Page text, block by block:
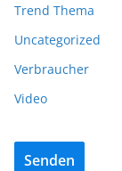
Trend Thema
Uncategorized
Verbraucher
Video
Senden